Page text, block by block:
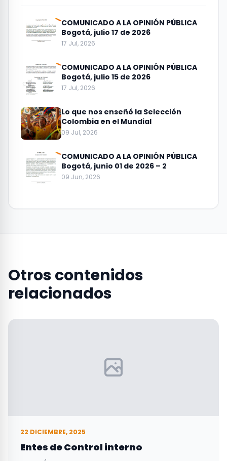
COMUNICADO A LA OPINIÓN PÚBLICA
Bogotá, julio 17 de 2026
17 Jul, 2026
COMUNICADO A LA OPINIÓN PÚBLICA
Bogotá, julio 15 de 2026
17 Jul, 2026
Lo que nos enseñó la Selección
Colombia en el Mundial
09 Jul, 2026
COMUNICADO A LA OPINIÓN PÚBLICA
Bogotá, junio 01 de 2026 – 2
09 Jun, 2026
Otros contenidos
relacionados
22 DICIEMBRE, 2025
Entes de Control interno